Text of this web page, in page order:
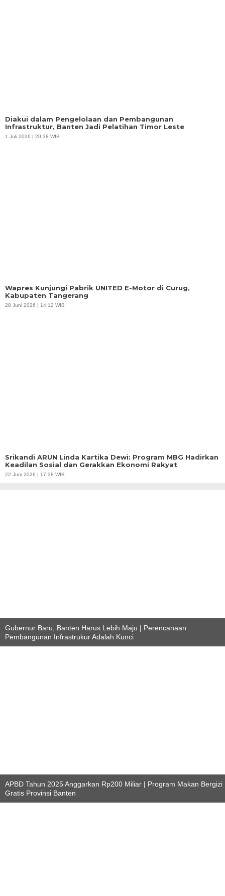
Diakui dalam Pengelolaan dan Pembangunan
Infrastruktur, Banten Jadi Pelatihan Timor Leste
1 Juli 2026 | 20:38 WIB
Wapres Kunjungi Pabrik UNITED E-Motor di Curug,
Kabupaten Tangerang
28 Juni 2026 | 14:12 WIB
Srikandi ARUN Linda Kartika Dewi: Program MBG Hadirkan
Keadilan Sosial dan Gerakkan Ekonomi Rakyat
22 Juni 2026 | 17:38 WIB
Gubernur Baru, Banten Harus Lebih Maju | Perencanaan
Pembangunan Infrastrukur Adalah Kunci
APBD Tahun 2025 Anggarkan Rp200 Miliar | Program Makan Bergizi
Gratis Provinsi Banten